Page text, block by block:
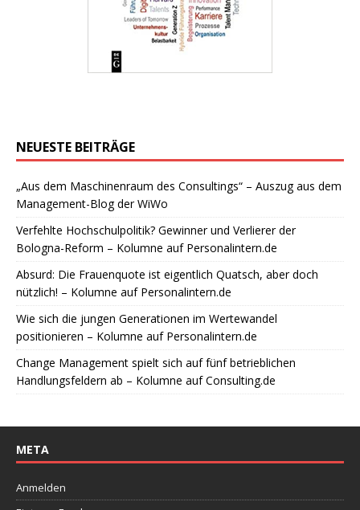
NEUESTE BEITRÄGE
„Aus dem Maschinenraum des Consultings“ – Auszug aus dem
Management-Blog der WiWo
Verfehlte Hochschulpolitik? Gewinner und Verlierer der
Bologna-Reform – Kolumne auf Personalintern.de
Absurd: Die Frauenquote ist eigentlich Quatsch, aber doch
nützlich! – Kolumne auf Personalintern.de
Wie sich die jungen Generationen im Wertewandel
positionieren – Kolumne auf Personalintern.de
Change Management spielt sich auf fünf betrieblichen
Handlungsfeldern ab – Kolumne auf Consulting.de
META
Anmelden